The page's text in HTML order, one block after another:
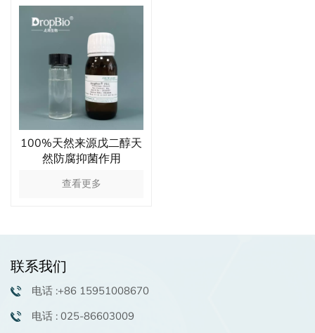
100%天然来源戊二醇天
然防腐抑菌作用
查看更多
联系我们
电话 :+86 15951008670
电话 : 025-86603009